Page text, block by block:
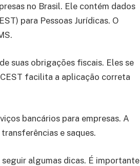
no Brasil. Ele contém dados
para Pessoas Jurídicas. O
suas obrigações fiscais. Eles se
facilita a aplicação correta
bancários para empresas. A
e saques.
seguir algumas dicas. É importante